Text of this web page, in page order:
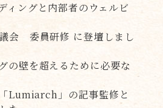
ィングと内部者のウェルビ
会 委員研修 に登壇しまし
の壁を超えるために必要な
Lumiarch」の記事監修と